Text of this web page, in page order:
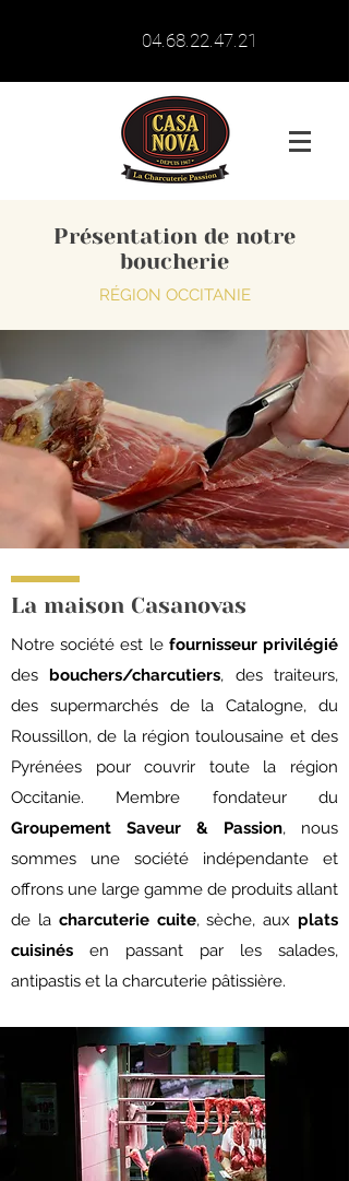
04.68.22.47.21
Présentation de notre
boucherie
RÉGION OCCITANIE
La maison Casanovas
Notre société est le fournisseur privilégié
desbouchers/charcutiers, des traiteurs,
des supermarchés de la Catalogne, du
Roussillon, de la région toulousaine et des
Pyrénées pour couvrir toute la région
Occitanie. Membre fondateur du
Groupement Saveur & Passion, nous
sommes une société indépendante et
offrons une large gamme de produits allant
de la charcuterie cuite, sèche, auxplats
cuisinés en passant par les salades,
antipastis et la charcuterie pâtissière.